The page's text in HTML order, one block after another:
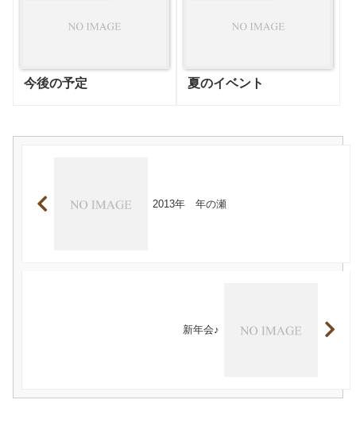
今後の予定 夏のイベント
2013年 年の瀬
新年会♪